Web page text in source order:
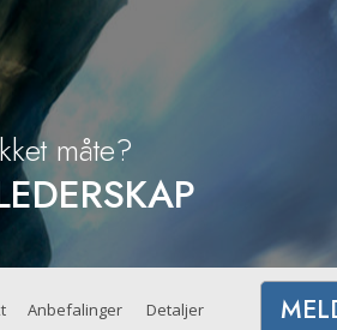
Citizens Commission on Human Rights
Scientologys frivillige prester
måte?
Anbefalinger Detaljer